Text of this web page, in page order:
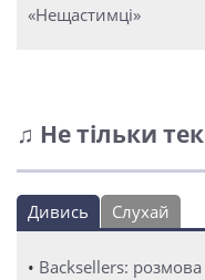
«Нещастимці»
♫ Не тільки
Дивись Слухай
• Backsellers: